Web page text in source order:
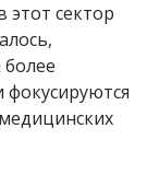
этот сектор
фокусируются